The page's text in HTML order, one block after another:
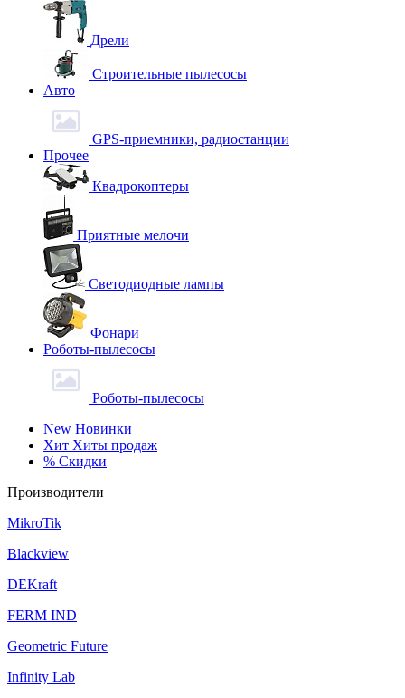
Дрели
Строительные пылесосы
Авто
GPS-приемники, радиостанции
Прочее
Квадрокоптеры
Приятные мелочи
Светодиодные лампы
Фонари
Роботы-пылесосы
Роботы-пылесосы
New Новинки
Хит Хиты продаж
% Скидки
Производители
MikroTik
Blackview
DEKraft
FERM IND
Geometric Future
Infinity Lab